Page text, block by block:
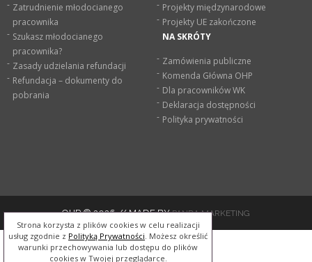
Zatrudnienie młodocianego
pracownika
Szukasz młodocianego
pracownika?
Zasady udzielania refundacji
Refundacja – dokumenty do
pobrania
Projekty międzynarodowe
Projekty UE zakończone
NA SKRÓTY
Zamówienia publiczne
Komenda Główna OHP
Dla pracowników WK
Deklaracja dostępności
Polityka prywatności
OHP © 2026 // MADE BYPANDA MARKETING
Strona korzysta z plików cookies w celu realizacji
usług zgodnie z Polityką Prywatności. Możesz określić
warunki przechowywania lub dostępu do plików
cookies w Twojej przeglądarce.